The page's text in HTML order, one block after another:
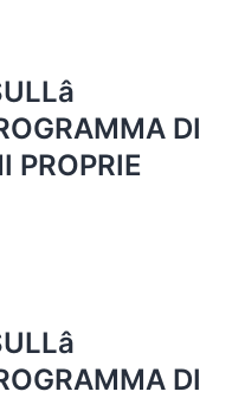
DI
PROPRIE
DI